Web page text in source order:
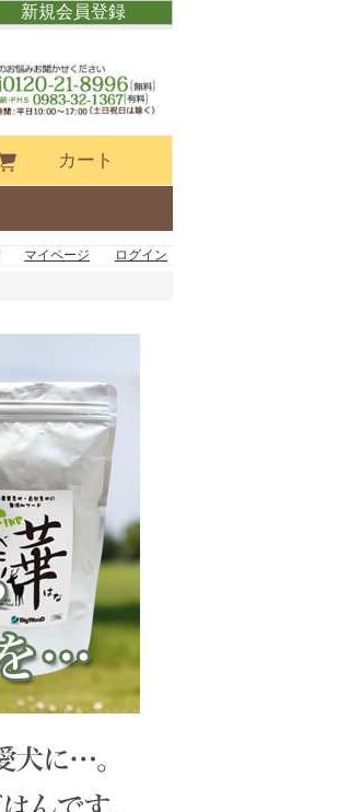
新規会員登録
カート
マイページ
ログイン